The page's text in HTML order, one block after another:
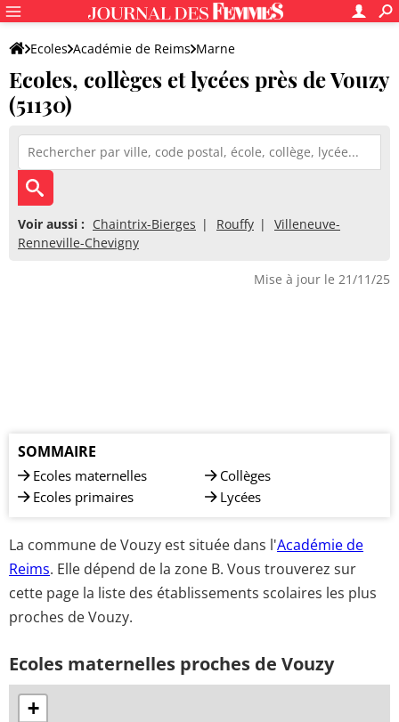
Ecoles Académie de Reims Marne
Ecoles, collèges et lycées près de Vouzy
(51130)
Voir aussi : Chaintrix-Bierges Rouffy
Villeneuve-
Renneville-Chevigny
Mise à jour le 21/11/25
SOMMAIRE
Ecoles maternelles
Ecoles primaires
Collèges
Lycées
La commune de Vouzy est située dans l'Académie de
Reims. Elle dépend de la zone B. Vous trouverez sur
cette page la liste des établissements scolaires les plus
proches de Vouzy.
Ecoles maternelles proches de Vouzy
+